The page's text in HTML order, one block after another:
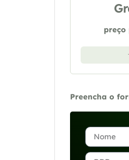
preço
Preencha o